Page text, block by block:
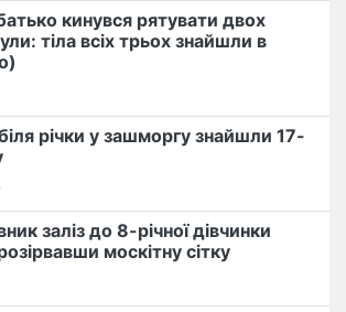
кинувся рятувати двох
тіла всіх трьох знайшли в
річки у зашморгу знайшли 17-
заліз до 8-річної дівчинки
москітну сітку